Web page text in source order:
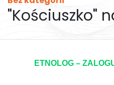
"Kościuszko"
ETNOLOG –